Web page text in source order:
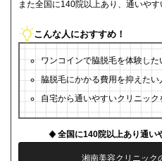
また全国に140院以上あり、通いやす
こんな人におすすめ！
ワンコインで脇脱毛を体験した
脇脱毛にかかる費用を抑えたい
自宅から通いやすいクリニック
全国に140院以上あり通い
湘南美容クリニック